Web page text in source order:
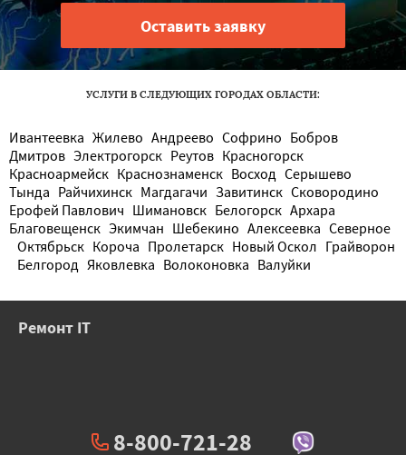
УСЛУГИ В СЛЕДУЮЩИХ ГОРОДАХ ОБЛАСТИ:
Ивантеевка Жилево Андреево Софрино Бобров
Дмитров Электрогорск Реутов Красногорск
Красноармейск Краснознаменск Восход Серышево
Тында Райчихинск Магдагачи Завитинск Сковородино
Ерофей Павлович Шимановск Белогорск Архара
Благовещенск Экимчан Шебекино Алексеевка Северное
Октябрьск Короча Пролетарск Новый Оскол Грайворон
Белгород Яковлевка Волоконовка Валуйки
Ремонт IT
8-800-721-28